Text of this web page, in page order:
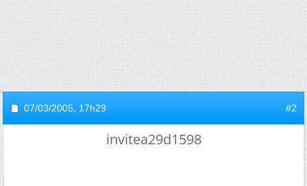
07/03/2005, 17h29 #2
invitea29d1598